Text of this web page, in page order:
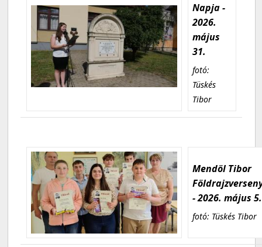
Napja -
2026.
május
31.
fotó:
Tüskés
Tibor
Mendöl Tibor
- 2026. május 5.
fotó: Tüskés Tibor